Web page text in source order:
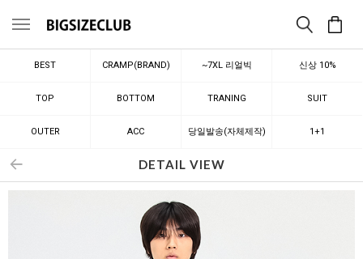
메뉴
BEST CRAMP(BRAND) ~7XL 리얼빅 신상 10%
TOP BOTTOM TRANING SUIT
OUTER ACC 당일발송(자체제작) 1+1
DETAIL VIEW